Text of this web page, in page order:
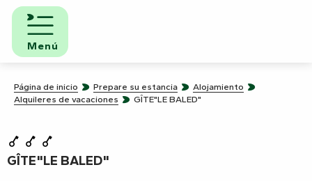
Aller
contenu
principal
Menú
Página de inicio Prepare su estancia
Alojamiento
Alquileres de vacaciones
GÎTE"LE BALED"
GÎTE"LE BALED"